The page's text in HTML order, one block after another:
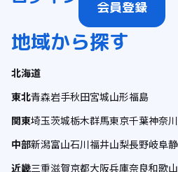
会員登録
地域から探す
北海道
東北青森岩手秋田宮城山形福島
関東埼玉茨城栃木群馬東京千葉神奈川
中部新潟富山石川福井山梨長野岐阜
近畿三重滋賀京都大阪兵庫奈良和歌山